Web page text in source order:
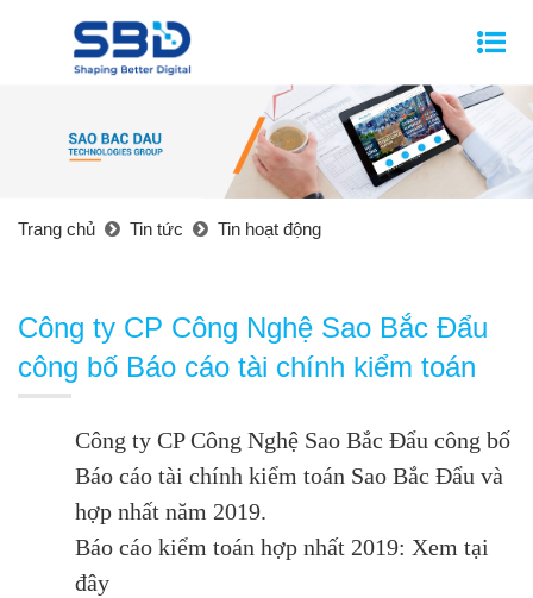
Trang chủ Tin tức Tin hoạt động
Công ty CP Công Nghệ Sao Bắc Đẩu
công bố Báo cáo tài chính kiểm toán
Công ty CP Công Nghệ Sao Bắc Đẩu công bố
Báo cáo tài chính kiểm toán Sao Bắc Đẩu và
hợp nhất năm 2019.
Báo cáo kiểm toán hợp nhất 2019: Xem tại
đây